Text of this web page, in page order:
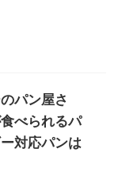
パン屋さ
べられるパ
対応パンは